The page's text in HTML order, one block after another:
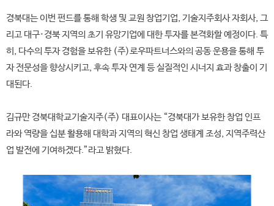
경북대는 이번 펀드를 통해 학생 및 교원 창업기업, 기술지주회사 자회사, 그
리고 대구·경북 지역의 초기 유망기업에 대한 투자를 본격화할 예정이다. 특
히, 다수의 투자 경험을 보유한 (주)로우파트너스와의 공동 운용을 통해 투
자 전문성을 향상시키고, 후속 투자 연계 등 실질적인 시너지 효과 창출이 기
대된다.
김규만 경북대학교기술지주(주) 대표이사는 “경북대가 보유한 창업 인프
라와 역량을 십분 활용해 대학과 지역의 혁신 창업 생태계 조성, 지역주력산
업 발전에 기여하겠다.”라고 밝혔다.